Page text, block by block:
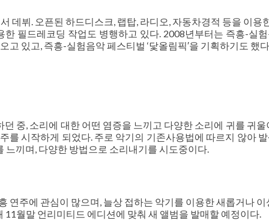
데뷔. 오픈된 하드디스크, 랩탑, 라디오, 자동차경적 등을 이용
필드레코딩 작업도 병행하고 있다. 2008년부터는 즉흥-실
고 있고, 즉흥-실험음악 페스티벌 ‘닻올림픽′을 기획하기도 했
중, 소리에 대한 어떤 염증을 느끼고 다양한 소리에 귀를 귀울
를 시작하게 되었다. 주로 악기의 기존사용법에 따르지 않아
끼며, 다양한 방법으로 소리내기를 시도중이다.
연주에 관심이 많으며, 늘상 접하는 악기를 이용한 새롭거나 이
11월말 언리미티드 에디션에 맞춰 새 앨범을 발매할 예정이다.